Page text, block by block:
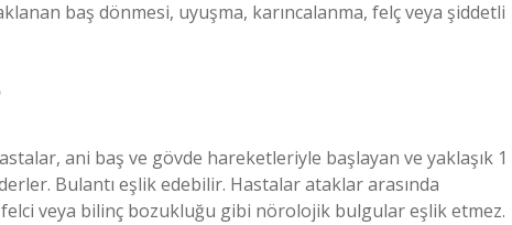
baş dönmesi, uyuşma, karıncalanma, felç veya şiddetli
ani baş ve gövde hareketleriyle başlayan ve yaklaşık 1
Bulantı eşlik edebilir. Hastalar ataklar arasında
veya bilinç bozukluğu gibi nörolojik bulgular eşlik etmez.